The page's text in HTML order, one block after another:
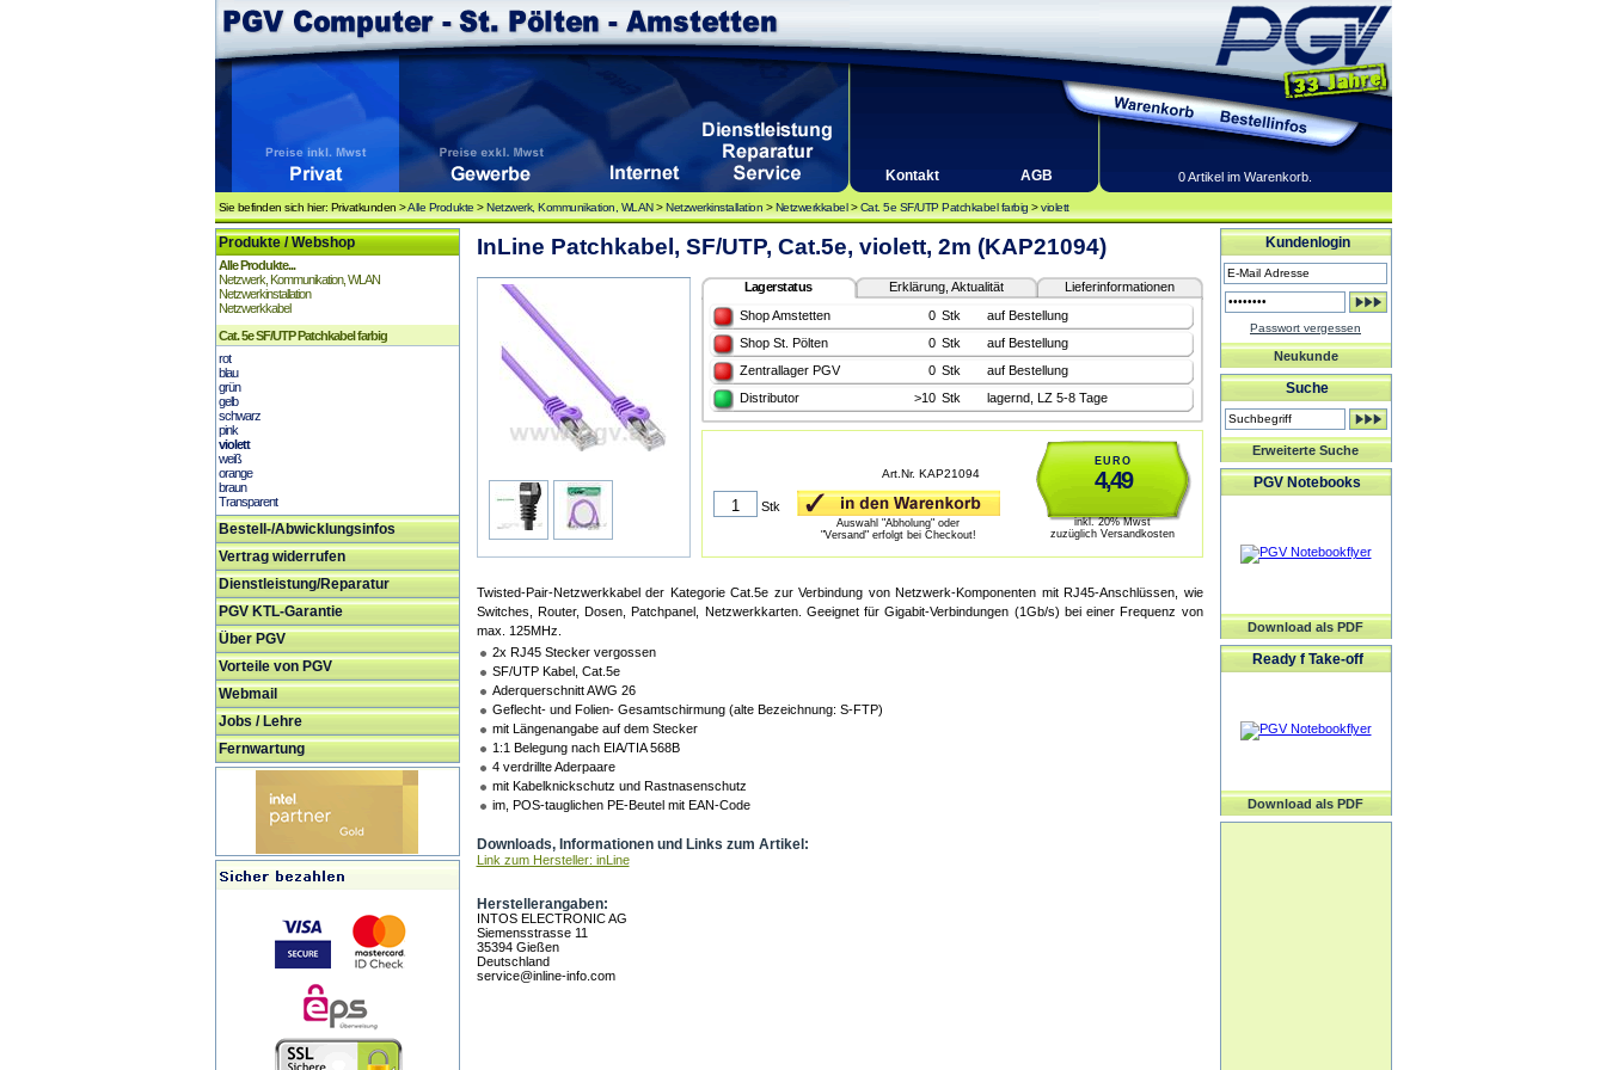
Kontakt AGB 0 Artikel im Warenkorb.
Sie befinden sich hier: Privatkunden >Alle Produkte >Netzwerk, Kommunikation, WLAN>Netzwerkinstallation >Netzwerkkabel>Cat. 5e SF/UTP Patchkabel farbig >violett
Produkte / Webshop
Alle Produkte...
Netzwerk, Kommunikation, WLAN
Netzwerkinstallation
Netzwerkkabel
Cat. 5e SF/UTP Patchkabel farbig
rot
blau
grün
gelb
schwarz
pink
violett
weiß
orange
braun
Transparent
Bestell-/Abwicklungsinfos
Vertrag widerrufen
Dienstleistung/Reparatur
PGV KTL-Garantie
Über PGV
Vorteile von PGV
Webmail
Jobs / Lehre
Fernwartung
InLine Patchkabel, SF/UTP, Cat.5e, violett, 2m (KAP21094)
Lagerstatus Erklärung, Aktualität
Lieferinformationen
Shop Amstetten
0 Stk
auf Bestellung
Shop St. Pölten
0 Stk
auf Bestellung
Zentrallager PGV
0 Stk
auf Bestellung
Distributor
>10 Stk lagernd, LZ 5-8 Tage
EURO
4,49
inkl. 20% Mwst
zuzüglich Versandkosten
Art.Nr. KAP21094
Stk
Auswahl "Abholung" oder
"Versand" erfolgt bei Checkout!
Twisted-Pair-Netzwerkkabel der Kategorie Cat.5e zur Verbindung von Netzwerk-Komponenten mit RJ45-Anschlüssen, wie
Switches, Router, Dosen, Patchpanel, Netzwerkkarten. Geeignet für Gigabit-Verbindungen (1Gb/s) bei einer Frequenz von
max. 125MHz.
2x RJ45 Stecker vergossen
SF/UTP Kabel, Cat.5e
Aderquerschnitt AWG 26
Geflecht- und Folien- Gesamtschirmung (alte Bezeichnung: S-FTP)
mit Längenangabe auf dem Stecker
1:1 Belegung nach EIA/TIA 568B
4 verdrillte Aderpaare
mit Kabelknickschutz und Rastnasenschutz
im, POS-tauglichen PE-Beutel mit EAN-Code
Downloads, Informationen und Links zum Artikel:
Link zum Hersteller: inLine
Herstellerangaben:
INTOS ELECTRONIC AG
Siemensstrasse 11
35394 Gießen
Deutschland
service@inline-info.com
Kundenlogin
Passwort vergessen
Neukunde
Suche
Erweiterte Suche
PGV Notebooks
Download als PDF
Ready f Take-off
Download als PDF